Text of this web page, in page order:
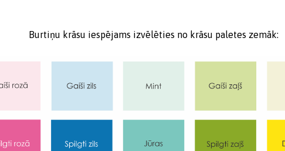
Burtiņu krāsu iespējams izvēlēties no krāsu paletes zemāk: